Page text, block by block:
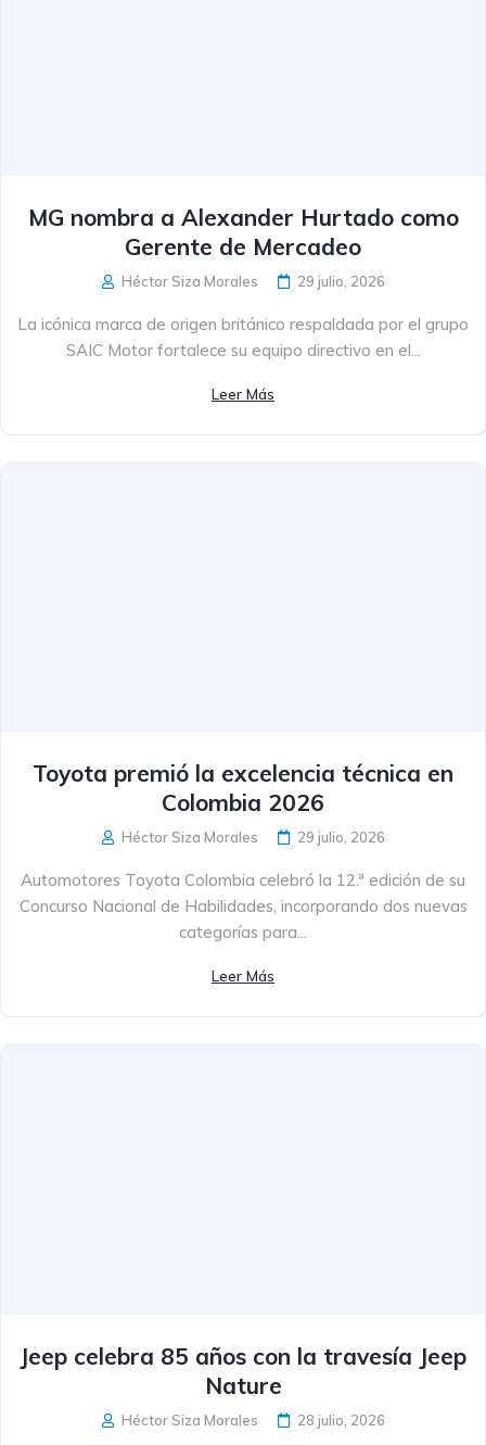
MG nombra a Alexander Hurtado como
Gerente de Mercadeo
Héctor Siza Morales 29 julio, 2026
La icónica marca de origen británico respaldada por el grupo
SAIC Motor fortalece su equipo directivo en el...
Leer Más
Toyota premió la excelencia técnica en
Colombia 2026
Héctor Siza Morales 29 julio, 2026
Automotores Toyota Colombia celebró la 12.ª edición de su
Concurso Nacional de Habilidades, incorporando dos nuevas
categorías para...
Leer Más
Jeep celebra 85 años con la travesía Jeep
Nature
Héctor Siza Morales 28 julio, 2026